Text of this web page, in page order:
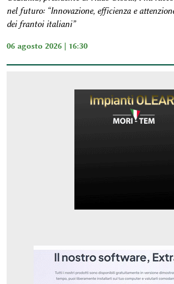
nel futuro: “Innovazione, efficienza e
dei frantoi italiani”
06 agosto 2026 | 16:30